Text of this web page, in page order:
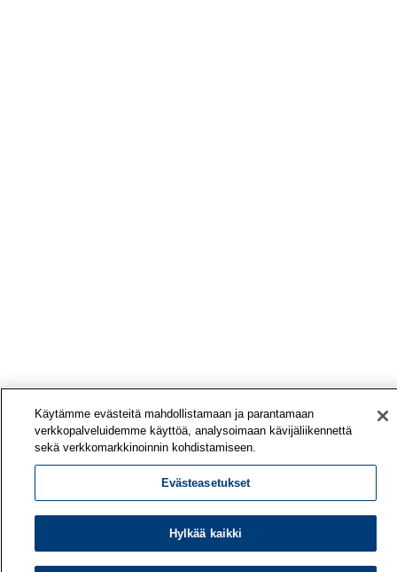
Käytämme evästeitä mahdollistamaan ja parantamaan
verkkopalveluidemme käyttöä, analysoimaan kävijäliikennettä
sekä verkkomarkkinoinnin kohdistamiseen.
Evästeasetukset
Hylkää kaikki